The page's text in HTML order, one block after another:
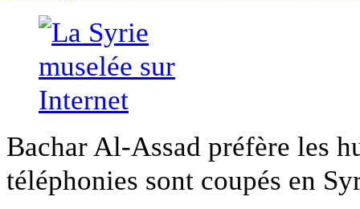
Bachar Al-Assad préfère les
téléphonies sont coupés en